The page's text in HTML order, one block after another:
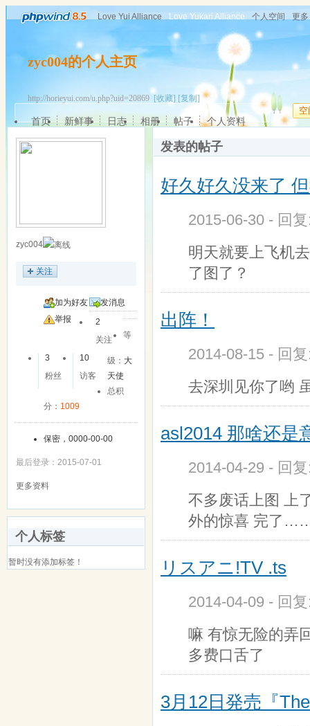
Love Yui Alliance Love Yukari Alliance 个人空间 更多
zyc004的个人主页
http://horieyui.com/u.php?uid=20869 [收藏] [复制]
空
首页 新鲜事 日志 相册 帖子 个人资料
zyc004
关注
加为好友
发消息
举报
2
关注
3
粉丝
10
访客
等
级： 大
天使
总积
分： 1009
保密，0000-00-00
最后登录：2015-07-01
更多资料
个人标签
暂时没有添加标签！
发表的帖子
好久好久没来了
2015-06-30 - 回
明天就要上飞机
了图了？
出阵！
2014-08-15 - 回
去深圳见你了哟
asl2014 那啥还是
2014-04-29 - 回
不多废话上图 上
外的惊喜 完了
リスアニ!TV .ts
2014-04-09 - 回
嘛 有惊无险的弄
多费口舌了
3月12日発売『